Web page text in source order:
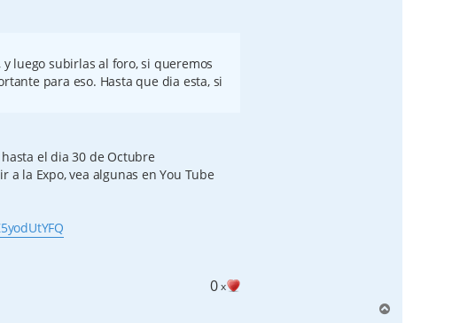
luego subirlas al foro, si queremos
para eso. Hasta que dia esta, si
el dia 30 de Octubre
a la Expo, vea algunas en You Tube
0x